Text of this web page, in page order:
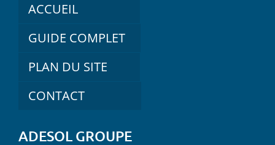
ACCUEIL
GUIDE COMPLET
PLAN DU SITE
CONTACT
ADESOL GROUPE